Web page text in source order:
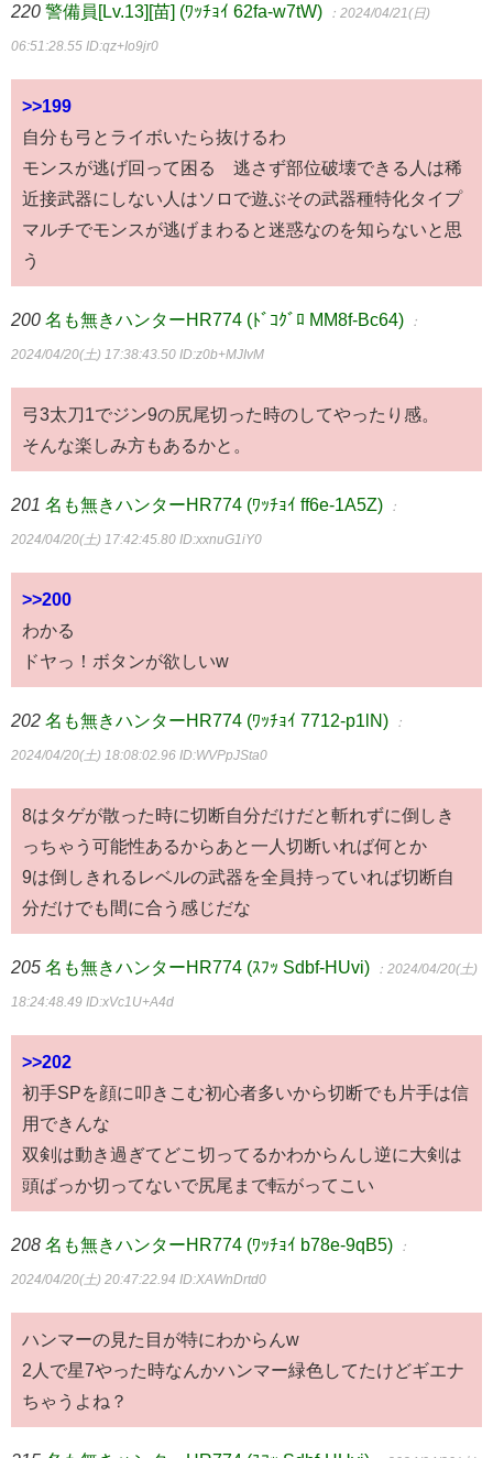
220 警備員[Lv.13][苗] (ﾜｯﾁｮｲ 62fa-w7tW) ：2024/04/21(日)
06:51:28.55 ID:qz+Io9jr0
>>199
自分も弓とライボいたら抜けるわ
モンスが逃げ回って困る 逃さず部位破壊できる人は稀
近接武器にしない人はソロで遊ぶその武器種特化タイプ
マルチでモンスが逃げまわると迷惑なのを知らないと思
う
200 名も無きハンターHR774 (ﾄﾞｺｸﾞﾛ MM8f-Bc64) ：
2024/04/20(土) 17:38:43.50 ID:z0b+MJIvM
弓3太刀1でジン9の尻尾切った時のしてやったり感。
そんな楽しみ方もあるかと。
201 名も無きハンターHR774 (ﾜｯﾁｮｲ ff6e-1A5Z) ：
2024/04/20(土) 17:42:45.80 ID:xxnuG1iY0
>>200
わかる
ドヤっ！ボタンが欲しいw
202 名も無きハンターHR774 (ﾜｯﾁｮｲ 7712-p1lN) ：
2024/04/20(土) 18:08:02.96 ID:WVPpJSta0
8はタゲが散った時に切断自分だけだと斬れずに倒しき
っちゃう可能性あるからあと一人切断いれば何とか
9は倒しきれるレベルの武器を全員持っていれば切断自
分だけでも間に合う感じだな
205 名も無きハンターHR774 (ｽﾌｯ Sdbf-HUvi) ：2024/04/20(土)
18:24:48.49 ID:xVc1U+A4d
>>202
初手SPを顔に叩きこむ初心者多いから切断でも片手は信
用できんな
双剣は動き過ぎてどこ切ってるかわからんし逆に大剣は
頭ばっか切ってないで尻尾まで転がってこい
208 名も無きハンターHR774 (ﾜｯﾁｮｲ b78e-9qB5) ：
2024/04/20(土) 20:47:22.94 ID:XAWnDrtd0
ハンマーの見た目が特にわからんw
2人で星7やった時なんかハンマー緑色してたけどギエナ
ちゃうよね？